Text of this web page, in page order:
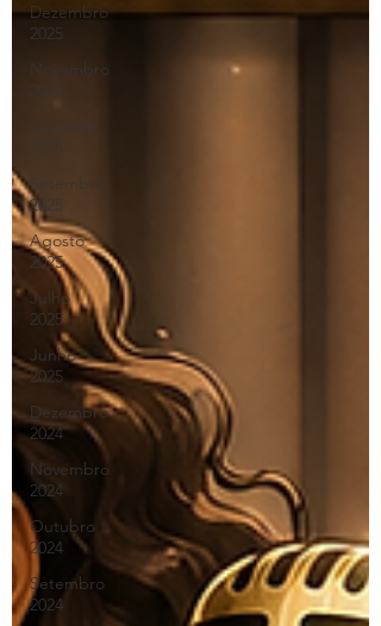
Dezembro
2025
Novembro
Setembro
2025
Agosto
2025
Julho
2025
Junho
2025
Dezembro
2024
Novembro
2024
Outubro
2024
Setembro
2024